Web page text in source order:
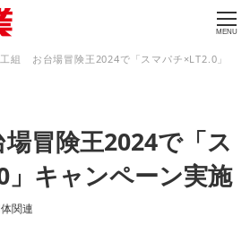
MENU
組 お台場冒険王2024で「スマパチ×LT2.0」
冒険王2024で「ス
」キャンペーン実施
関連